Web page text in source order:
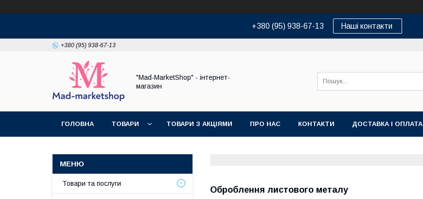
+380 (95) 938-67-13 Наші контакти
+380 (95) 938-67-13
"Mad-MarketShop" - інтернет-
магазин
ГОЛОВНА ТОВАРИ ТОВАРИ З АКЦІЯМИ ПРО НАС КОНТАКТИ ДОСТАВКА І ОПЛАТА
Оброблення листового металу
Товари та послуги